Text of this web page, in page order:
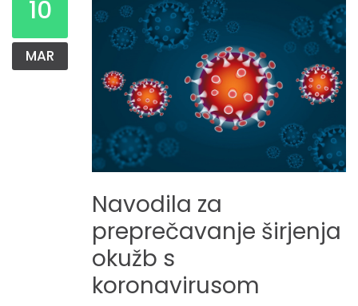
10
MAR
Navodila za
preprečavanje širjenja
okužb s
koronavirusom